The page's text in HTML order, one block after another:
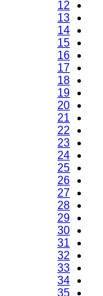
12
13
14
15
16
17
18
19
20
21
22
23
24
25
26
27
28
29
30
31
32
33
34
35